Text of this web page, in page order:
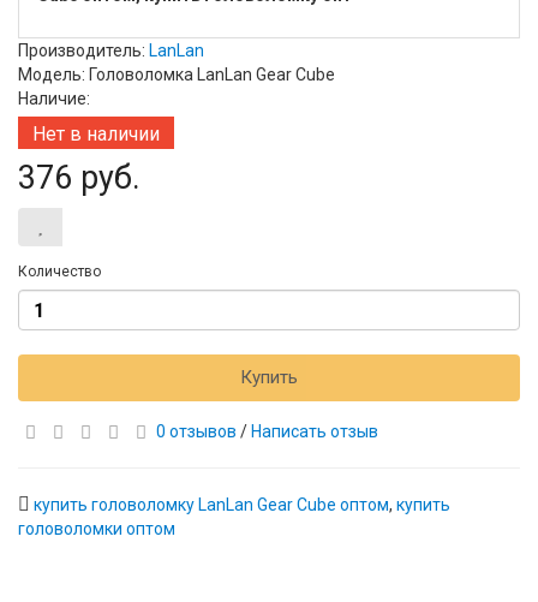
Производитель: LanLan
Модель: Головоломка LanLan Gear Cube
Наличие:
Нет в наличии
376 руб.
Количество
Купить
0 отзывов / Написать отзыв
купить головоломку LanLan Gear Cube оптом, купить
головоломки оптом